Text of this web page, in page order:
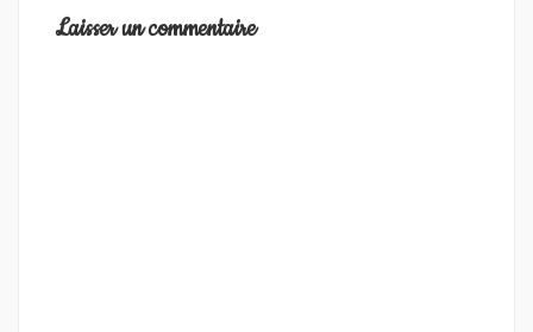
Laisser un commentaire